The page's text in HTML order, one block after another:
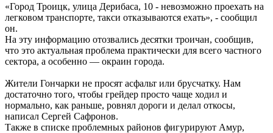
«Город Троицк, улица Дерибаса, 10 - невозможно проехать на
легковом транспорте, такси отказываются ехать», - сообщил
он.
На эту информацию отозвались десятки троичан, сообщив,
что это актуальная проблема практически для всего частного
сектора, а особенно — окраин города.
Жители Гончарки не просят асфальт или брусчатку. Нам
достаточно того, чтобы грейдер просто чаще ходил и
нормально, как раньше, ровнял дороги и делал откосы,
написал Сергей Сафронов.
Также в списке проблемных районов фигурируют Амур,